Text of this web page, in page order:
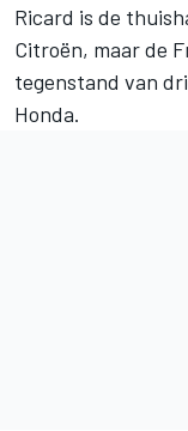
Ricard is de
Citroën, maar de
tegenstand van
Honda.